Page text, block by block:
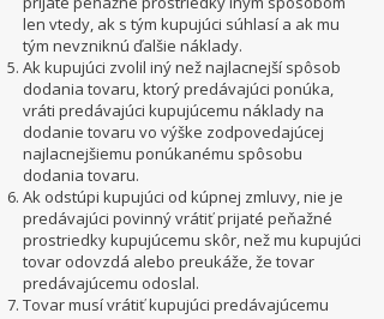
len vtedy, ak s tým kupujúci súhlasí a ak mu
tým nevzniknú ďalšie náklady.
Ak kupujúci zvolil iný než najlacnejší spôsob
dodania tovaru, ktorý predávajúci ponúka,
vráti predávajúci kupujúcemu náklady na
dodanie tovaru vo výške zodpovedajúcej
najlacnejšiemu ponúkanému spôsobu
dodania tovaru.
Ak odstúpi kupujúci od kúpnej zmluvy, nie je
predávajúci povinný vrátiť prijaté peňažné
prostriedky kupujúcemu skôr, než mu kupujúci
tovar odovzdá alebo preukáže, že tovar
predávajúcemu odoslal.
Tovar musí vrátiť kupujúci predávajúcemu